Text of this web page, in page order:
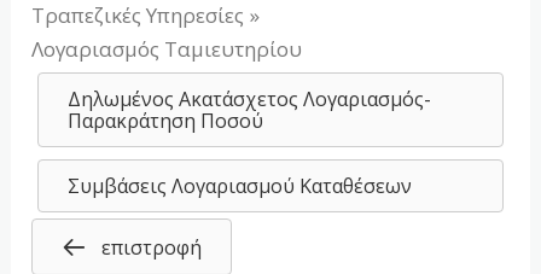
Τραπεζικές Υπηρεσίες
Λογαριασμός Ταμιευτηρίου
Δηλωμένος Ακατάσχετος Λογαριασμός-
Παρακράτηση Ποσού
Συμβάσεις Λογαριασμού Καταθέσεων
επιστροφή